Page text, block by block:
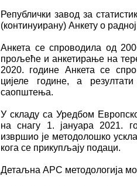
Републички завод за
(континуирану) Анкету о
Анкета се спроводила од
прољеће и анкетирање на
2020. године Анкета се
цијеле године, а
саопштења.
У складу са Уредбом
на снагу 1. јануара 2021.
извршио је методолошко
кога се прикупљају подаци.
Детаљна АРС методологија